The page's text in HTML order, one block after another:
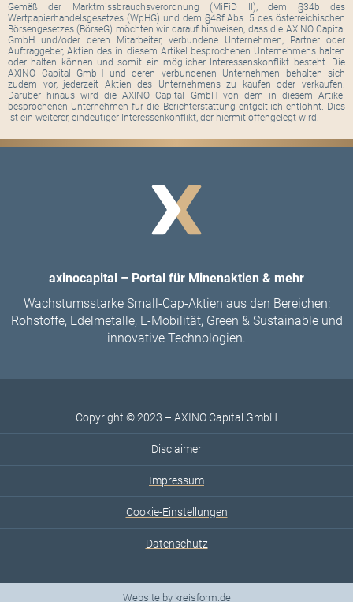
Gemäß der Marktmissbrauchsverordnung (MiFiD II), dem §34b des
Wertpapierhandelsgesetzes (WpHG) und dem §48f Abs. 5 des österreichischen
Börsengesetzes (BörseG) möchten wir darauf hinweisen, dass die AXINO Capital
GmbH und/oder deren Mitarbeiter, verbundene Unternehmen, Partner oder
Auftraggeber, Aktien des in diesem Artikel besprochenen Unternehmens halten
oder halten können und somit ein möglicher Interessenskonflikt besteht. Die
AXINO Capital GmbH und deren verbundenen Unternehmen behalten sich
zudem vor, jederzeit Aktien des Unternehmens zu kaufen oder verkaufen.
Darüber hinaus wird die AXINO Capital GmbH von dem in diesem Artikel
besprochenen Unternehmen für die Berichterstattung entgeltlich entlohnt. Dies
ist ein weiterer, eindeutiger Interessenkonflikt, der hiermit offengelegt wird.
axinocapital – Portal für Minenaktien & mehr
Wachstumsstarke Small-Cap-Aktien aus den Bereichen:
Rohstoffe, Edelmetalle, E-Mobilität, Green & Sustainable und
innovative Technologien.
Copyright © 2023 – AXINO Capital GmbH
Disclaimer
Impressum
Cookie-Einstellungen
Datenschutz
Website by kreisform.de